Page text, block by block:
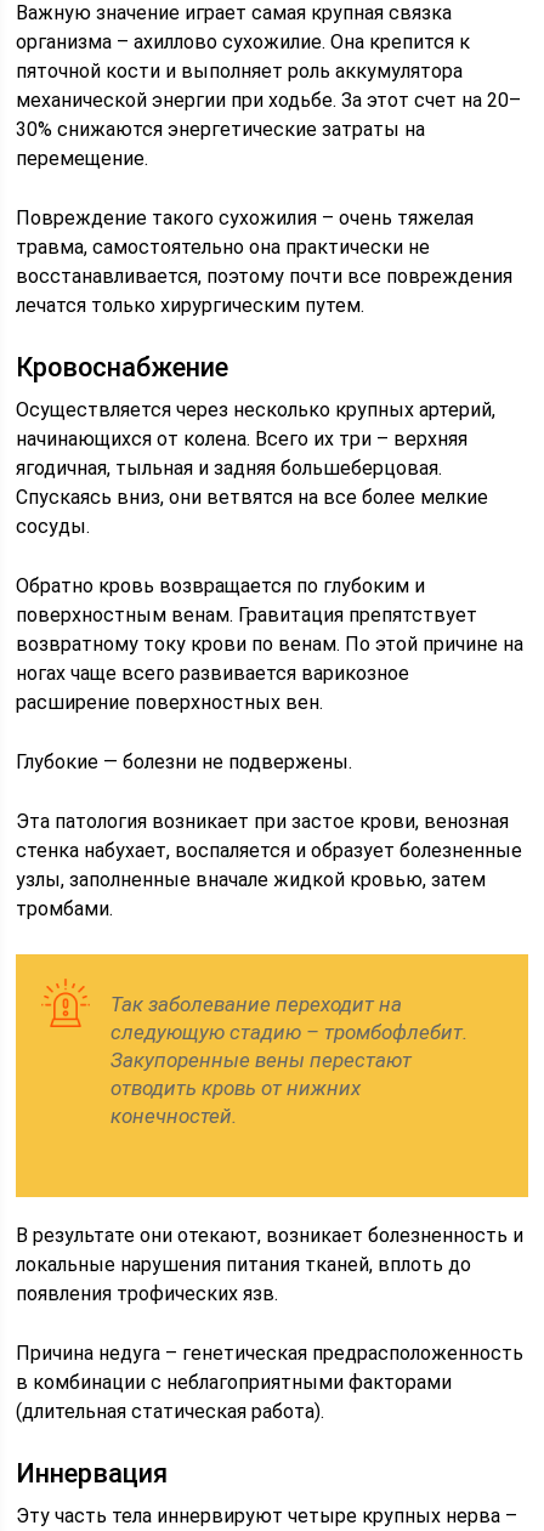
Важную значение играет самая крупная связка
организма – ахиллово сухожилие. Она крепится к
пяточной кости и выполняет роль аккумулятора
механической энергии при ходьбе. За этот счет на 20–
30% снижаются энергетические затраты на
перемещение.
Повреждение такого сухожилия – очень тяжелая
травма, самостоятельно она практически не
восстанавливается, поэтому почти все повреждения
лечатся только хирургическим путем.
Кровоснабжение
Осуществляется через несколько крупных артерий,
начинающихся от колена. Всего их три – верхняя
ягодичная, тыльная и задняя большеберцовая.
Спускаясь вниз, они ветвятся на все более мелкие
сосуды.
Обратно кровь возвращается по глубоким и
поверхностным венам. Гравитация препятствует
возвратному току крови по венам. По этой причине на
ногах чаще всего развивается варикозное
расширение поверхностных вен.
Глубокие — болезни не подвержены.
Эта патология возникает при застое крови, венозная
стенка набухает, воспаляется и образует болезненные
узлы, заполненные вначале жидкой кровью, затем
тромбами.
Так заболевание переходит на
следующую стадию – тромбофлебит.
Закупоренные вены перестают
отводить кровь от нижних
конечностей.
В результате они отекают, возникает болезненность и
локальные нарушения питания тканей, вплоть до
появления трофических язв.
Причина недуга – генетическая предрасположенность
в комбинации с неблагоприятными факторами
(длительная статическая работа).
Иннервация
Эту часть тела иннервируют четыре крупных нерва –